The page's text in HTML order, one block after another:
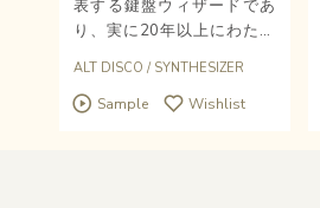
表する鍵盤ウィザードであ
り、実に20年以上にわたり
作、初回はコメントをつける
間もなくソールドアウトして
ALT DISCO / SYNTHESIZER
Sample Wishlist